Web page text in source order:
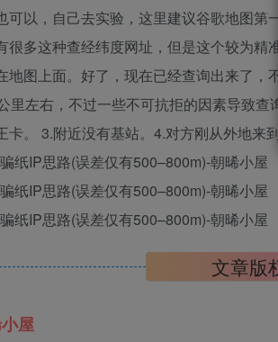
可以，自己去实验，这里建议谷歌地图
很多这种查经纬度网址，但是这个较为
地图上面。好了，现在已经查询出来了
里左右，不过一些不可抗拒的因素导致
卡。 3.附近没有基站。4.对方刚从外地
文章版
屋